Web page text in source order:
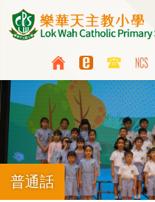
Skip to main content
普通話